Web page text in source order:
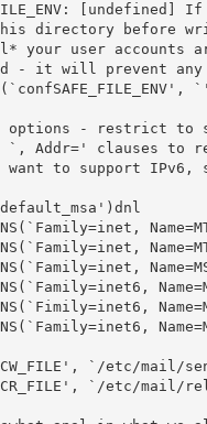
directory before
user accounts
- it will prevent any
options - restrict to
`, Addr=' clauses to
to support IPv6,
`/etc/mail/
`/etc/mail/